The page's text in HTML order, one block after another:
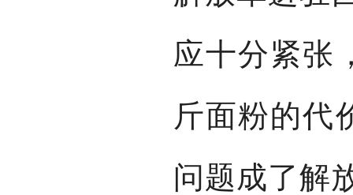
应十分紧张
斤面粉的代
问题成了解